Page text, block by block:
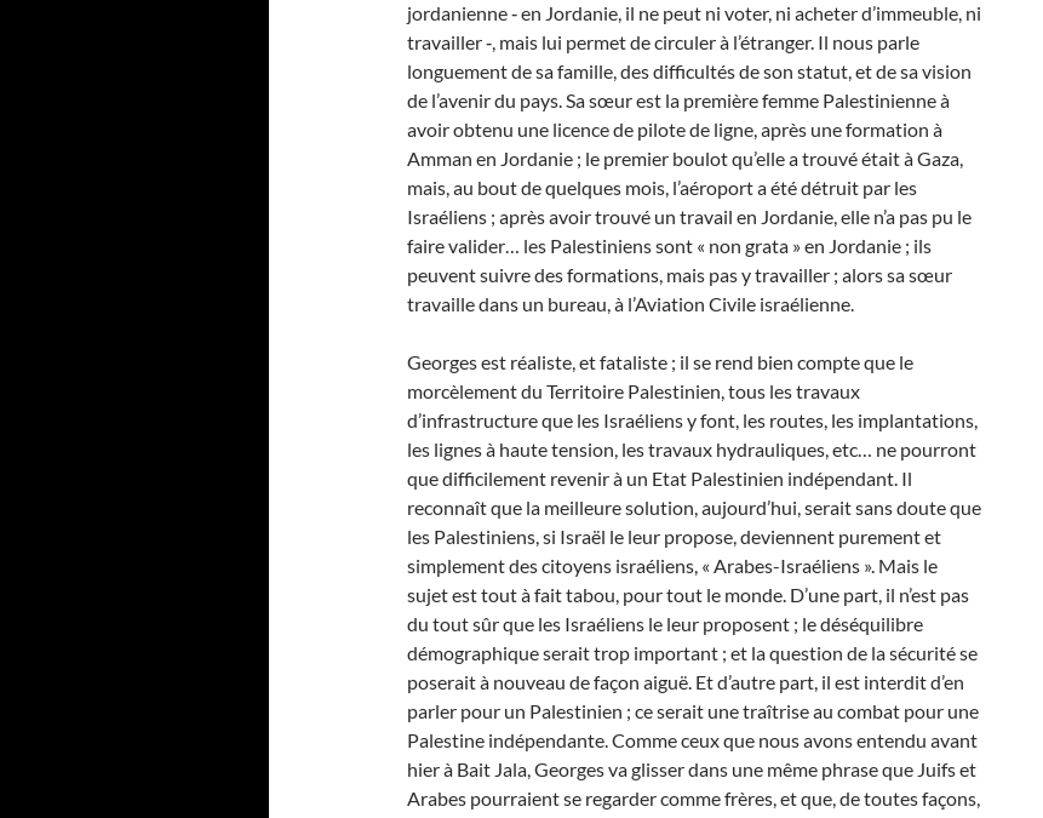
jordanienne ‑ en Jordanie, il ne peut ni voter, ni acheter d’immeuble, ni
travailler ‑, mais lui permet de circuler à l’étranger. Il nous parle
longuement de sa famille, des difficultés de son statut, et de sa vision
de l’avenir du pays. Sa sœur est la première femme Palestinienne à
avoir obtenu une licence de pilote de ligne, après une formation à
Amman en Jordanie ; le premier boulot qu’elle a trouvé était à Gaza,
mais, au bout de quelques mois, l’aéroport a été détruit par les
Israéliens ; après avoir trouvé un travail en Jordanie, elle n’a pas pu le
faire valider… les Palestiniens sont « non grata » en Jordanie ; ils
peuvent suivre des formations, mais pas y travailler ; alors sa sœur
travaille dans un bureau, à l’Aviation Civile israélienne.
Georges est réaliste, et fataliste ; il se rend bien compte que le
morcèlement du Territoire Palestinien, tous les travaux
d’infrastructure que les Israéliens y font, les routes, les implantations,
les lignes à haute tension, les travaux hydrauliques, etc… ne pourront
que difficilement revenir à un Etat Palestinien indépendant. Il
reconnaît que la meilleure solution, aujourd’hui, serait sans doute que
les Palestiniens, si Israël le leur propose, deviennent purement et
simplement des citoyens israéliens, « Arabes-Israéliens ». Mais le
sujet est tout à fait tabou, pour tout le monde. D’une part, il n’est pas
du tout sûr que les Israéliens le leur proposent ; le déséquilibre
démographique serait trop important ; et la question de la sécurité se
poserait à nouveau de façon aiguë. Et d’autre part, il est interdit d’en
parler pour un Palestinien ; ce serait une traîtrise au combat pour une
Palestine indépendante. Comme ceux que nous avons entendu avant
hier à Bait Jala, Georges va glisser dans une même phrase que Juifs et
Arabes pourraient se regarder comme frères, et que, de toutes façons,